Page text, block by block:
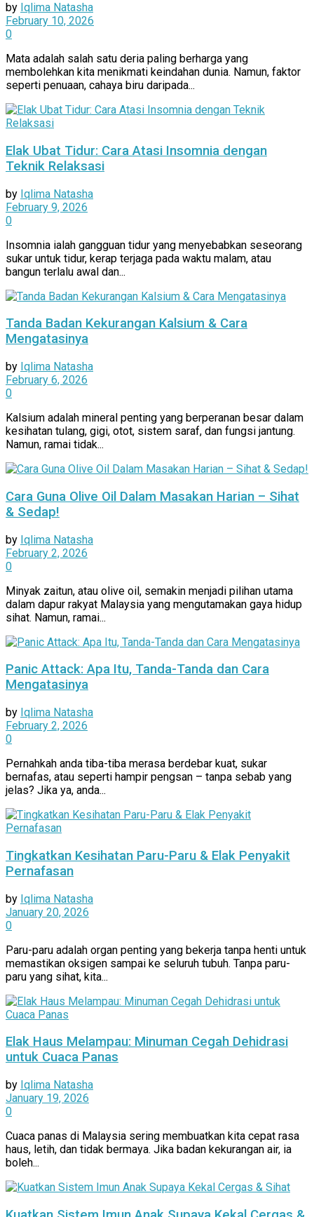
by Iqlima Natasha
February 10, 2026
0
Mata adalah salah satu deria paling berharga yang
membolehkan kita menikmati keindahan dunia. Namun, faktor
seperti penuaan, cahaya biru daripada...
Elak Ubat Tidur: Cara Atasi Insomnia dengan
Teknik Relaksasi
by Iqlima Natasha
February 9, 2026
0
Insomnia ialah gangguan tidur yang menyebabkan seseorang
sukar untuk tidur, kerap terjaga pada waktu malam, atau
bangun terlalu awal dan...
Tanda Badan Kekurangan Kalsium & Cara
Mengatasinya
by Iqlima Natasha
February 6, 2026
0
Kalsium adalah mineral penting yang berperanan besar dalam
kesihatan tulang, gigi, otot, sistem saraf, dan fungsi jantung.
Namun, ramai tidak...
Cara Guna Olive Oil Dalam Masakan Harian – Sihat
& Sedap!
by Iqlima Natasha
February 2, 2026
0
Minyak zaitun, atau olive oil, semakin menjadi pilihan utama
dalam dapur rakyat Malaysia yang mengutamakan gaya hidup
sihat. Namun, ramai...
Panic Attack: Apa Itu, Tanda-Tanda dan Cara
Mengatasinya
by Iqlima Natasha
February 2, 2026
0
Pernahkah anda tiba-tiba merasa berdebar kuat, sukar
bernafas, atau seperti hampir pengsan – tanpa sebab yang
jelas? Jika ya, anda...
Tingkatkan Kesihatan Paru-Paru & Elak Penyakit
Pernafasan
by Iqlima Natasha
January 20, 2026
0
Paru-paru adalah organ penting yang bekerja tanpa henti untuk
memastikan oksigen sampai ke seluruh tubuh. Tanpa paru-
paru yang sihat, kita...
Elak Haus Melampau: Minuman Cegah Dehidrasi
untuk Cuaca Panas
by Iqlima Natasha
January 19, 2026
0
Cuaca panas di Malaysia sering membuatkan kita cepat rasa
haus, letih, dan tidak bermaya. Jika badan kekurangan air, ia
boleh...